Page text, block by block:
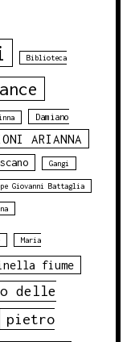
Biblioteca
Damiano
ARIANNA
Gangi
Giovanni Battaglia
Maria
fiume
delle
pietro